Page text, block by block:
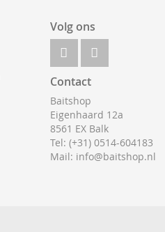
Volg ons
Contact
Baitshop
Eigenhaard 12a
8561 EX Balk
Tel: (+31) 0514-604183
Mail: info@baitshop.nl